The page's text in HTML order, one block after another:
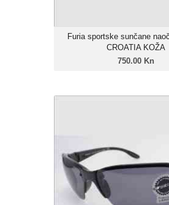
Furia sportske sunčane
CROATIA KOŽA
750.00 Kn
Linija:
Okvir:
Leće: Trivex